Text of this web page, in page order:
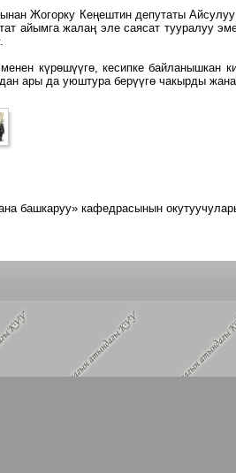
Жогорку Кеңештин депутаты
айымгажалаң элесаясат тууралуу
күрөшүүгө, кесипке байланышкан
ары да уюштура берүүгө чакырды
башкаруу» кафедрасынын